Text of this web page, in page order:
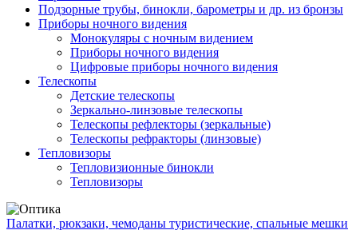
Подзорные трубы, бинокли, барометры и др. из бронзы
Приборы ночного видения
Монокуляры с ночным видением
Приборы ночного видения
Цифровые приборы ночного видения
Телескопы
Детские телескопы
Зеркально-линзовые телескопы
Телескопы рефлекторы (зеркальные)
Телескопы рефракторы (линзовые)
Тепловизоры
Тепловизионные бинокли
Тепловизоры
Палатки, рюкзаки, чемоданы туристические, спальные мешки